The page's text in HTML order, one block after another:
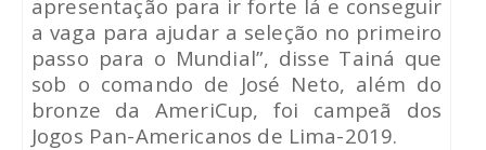
apresentação para ir forte lá e conseguir
a vaga para ajudar a seleção no primeiro
passo para o Mundial”, disse Tainá que
sob o comando de José Neto, além do
bronze da AmeriCup, foi campeã dos
Jogos Pan-Americanos de Lima-2019.